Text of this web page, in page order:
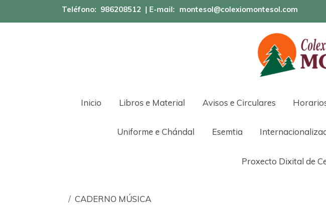
Teléfono: 986208512 | E-mail: montesol@colexiomontesol.com
Inicio Libros e Material Avisos e Circulares
Uniforme e Chándal Esemtia
Proxecto Dixital de
CADERNO MÚSICA